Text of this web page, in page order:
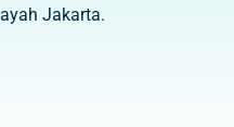
Jakarta.